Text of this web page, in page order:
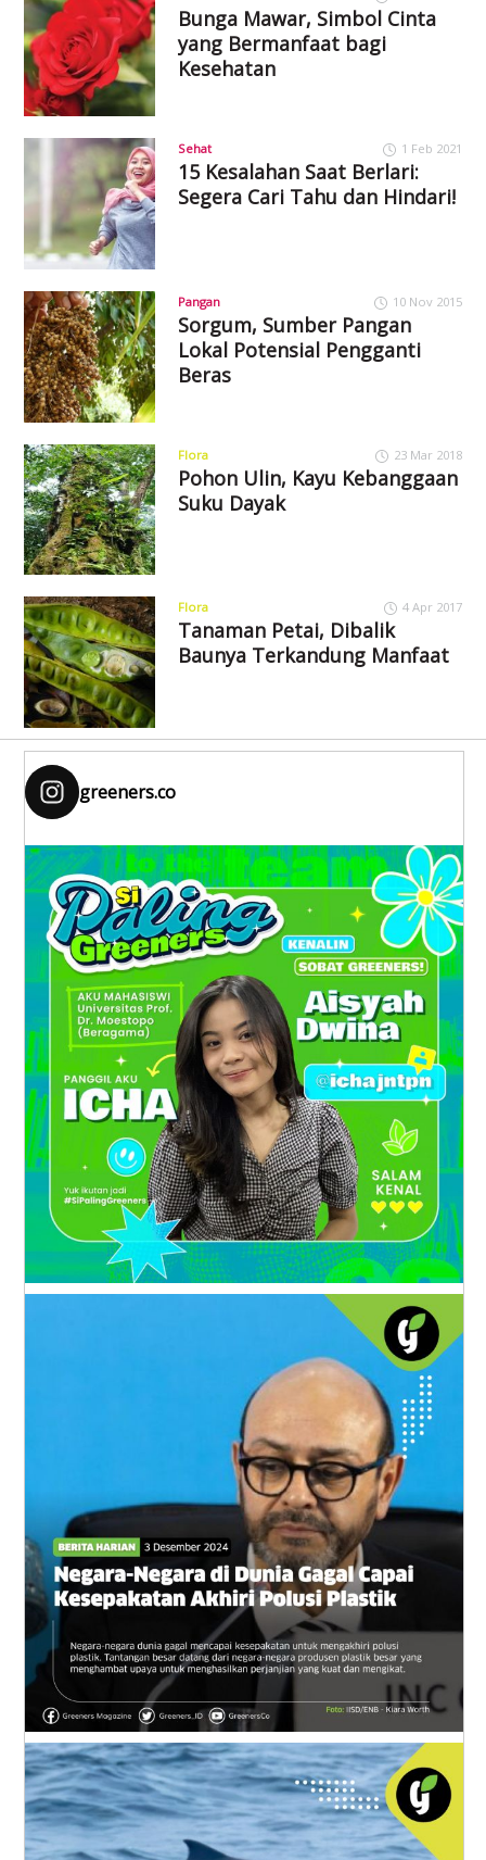
Bunga Mawar, Simbol Cinta
yang Bermanfaat bagi
Kesehatan
Sehat 1 Feb 2021
15 Kesalahan Saat Berlari:
Segera Cari Tahu dan Hindari!
Pangan 10 Nov 2015
Sorgum, Sumber Pangan
Lokal Potensial Pengganti
Beras
Flora 23 Mar 2018
Pohon Ulin, Kayu Kebanggaan
Suku Dayak
Flora 4 Apr 2017
Tanaman Petai, Dibalik
Baunya Terkandung Manfaat
greeners.co